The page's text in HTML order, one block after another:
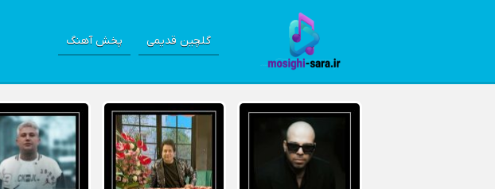
گلچین قدیمی پخش آهنگ